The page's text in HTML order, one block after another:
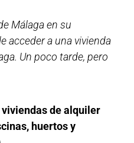
Málaga en su
acceder a una vivienda
Un poco tarde, pero
de alquiler
huertos y